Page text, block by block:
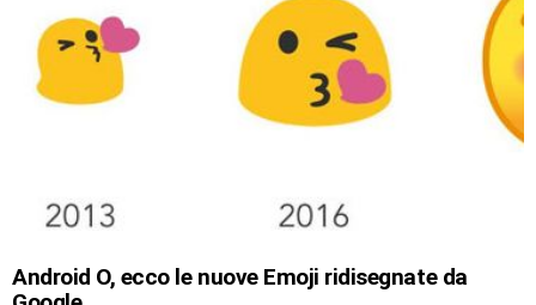
Android O, ecco le nuove Emoji ridisegnate da